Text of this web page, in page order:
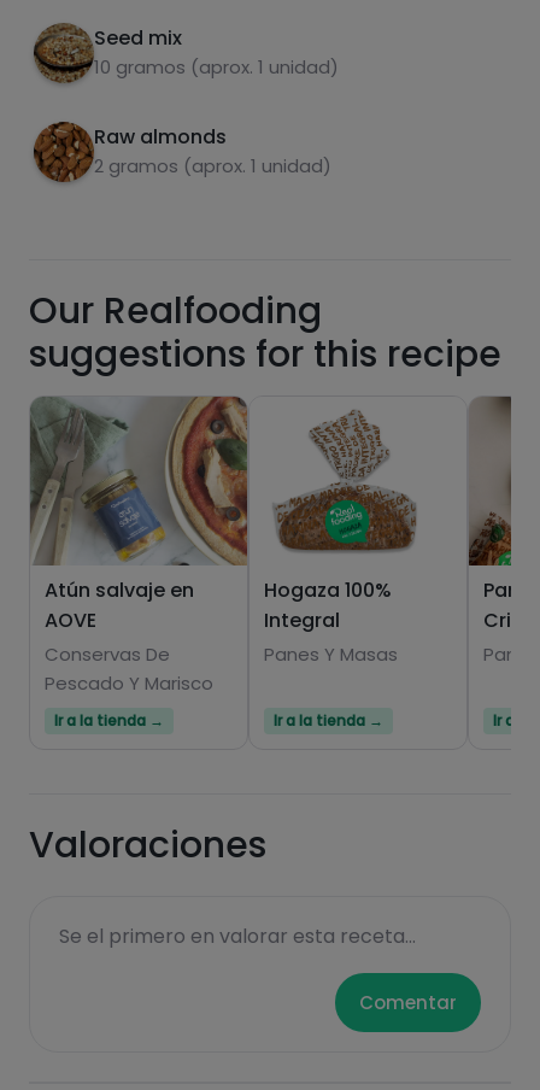
Seed mix
10 gramos (aprox. 1 unidad)
Raw almonds
2 gramos (aprox. 1 unidad)
Sugars Saturated fats
Hazte PLUS para ver la información nutricional
de las recetas, y desbloquear muchas más
funcionalidades PLUS.
Pásate al PLUS
Our Realfooding
suggestions for this recipe
Atún salvaje en
AOVE
Conservas De
Pescado Y Marisco
Ir a la tienda →
Hogaza 100%
Integral
Panes Y Masas
Ir a la tienda →
Pan
Ir a
Valoraciones
Se el primero en valorar esta receta...
Comentar